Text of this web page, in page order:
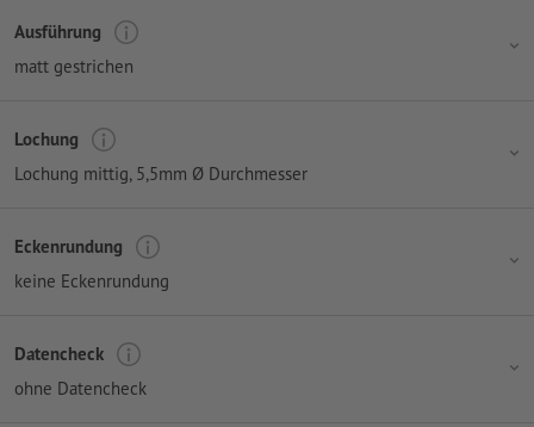
Ausführung
matt gestrichen
Lochung
Lochung mittig, 5,5mm Ø Durchmesser
Eckenrundung
keine Eckenrundung
Datencheck
ohne Datencheck